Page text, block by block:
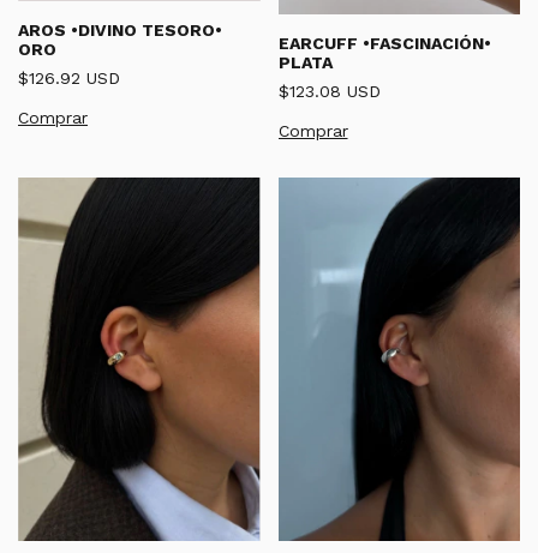
AROS •DIVINO TESORO•
ORO
$126.92 USD
Comprar
EARCUFF •FASCINACIÓN•
PLATA
$123.08 USD
Comprar